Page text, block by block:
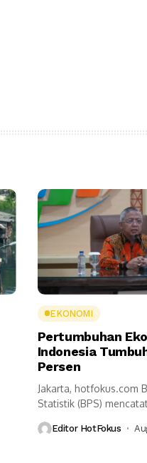
EKONOMI
Pertumbuhan
Indonesia
Persen
Jakarta, hotfokus.com
Statistik (BPS)
Editor HotFokus